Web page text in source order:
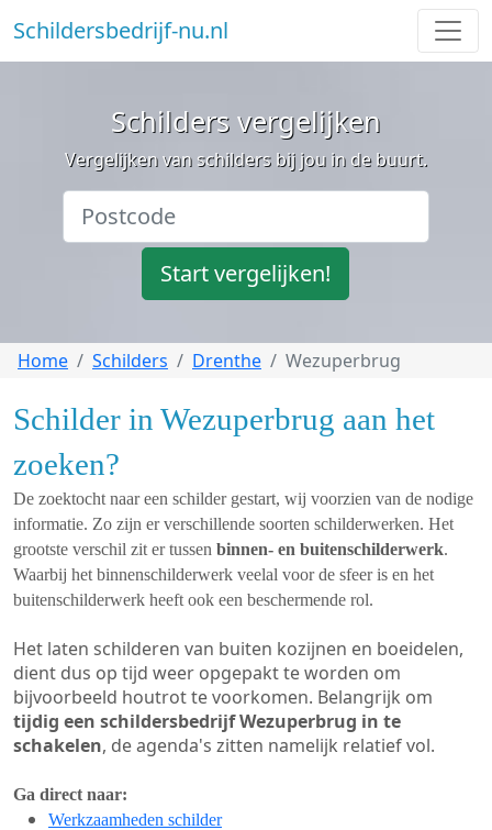
Schildersbedrijf-nu.nl
Schilders vergelijken
Vergelijken van schilders bij jou in de buurt.
Start vergelijken!
Home Schilders Drenthe Wezuperbrug
Schilder in Wezuperbrug aan het
zoeken?
De zoektocht naar een schilder gestart, wij voorzien van de nodige
informatie. Zo zijn er verschillende soorten schilderwerken. Het
grootste verschil zit er tussen binnen- en buitenschilderwerk.
Waarbij het binnenschilderwerk veelal voor de sfeer is en het
buitenschilderwerk heeft ook een beschermende rol.
Het laten schilderen van buiten kozijnen en boeidelen,
dient dus op tijd weer opgepakt te worden om
bijvoorbeeld houtrot te voorkomen. Belangrijk om
tijdig een schildersbedrijf Wezuperbrug in te
schakelen, de agenda's zitten namelijk relatief vol.
Ga direct naar:
Werkzaamheden schilder